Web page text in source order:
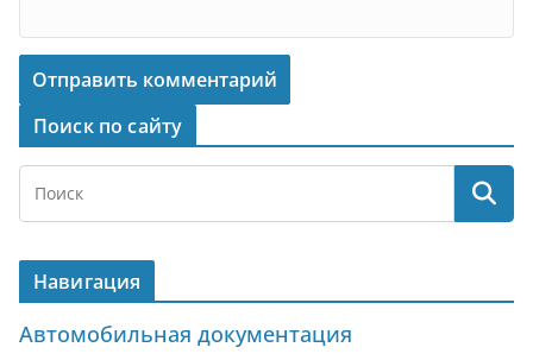
Поиск по сайту
Навигация
Автомобильная документация